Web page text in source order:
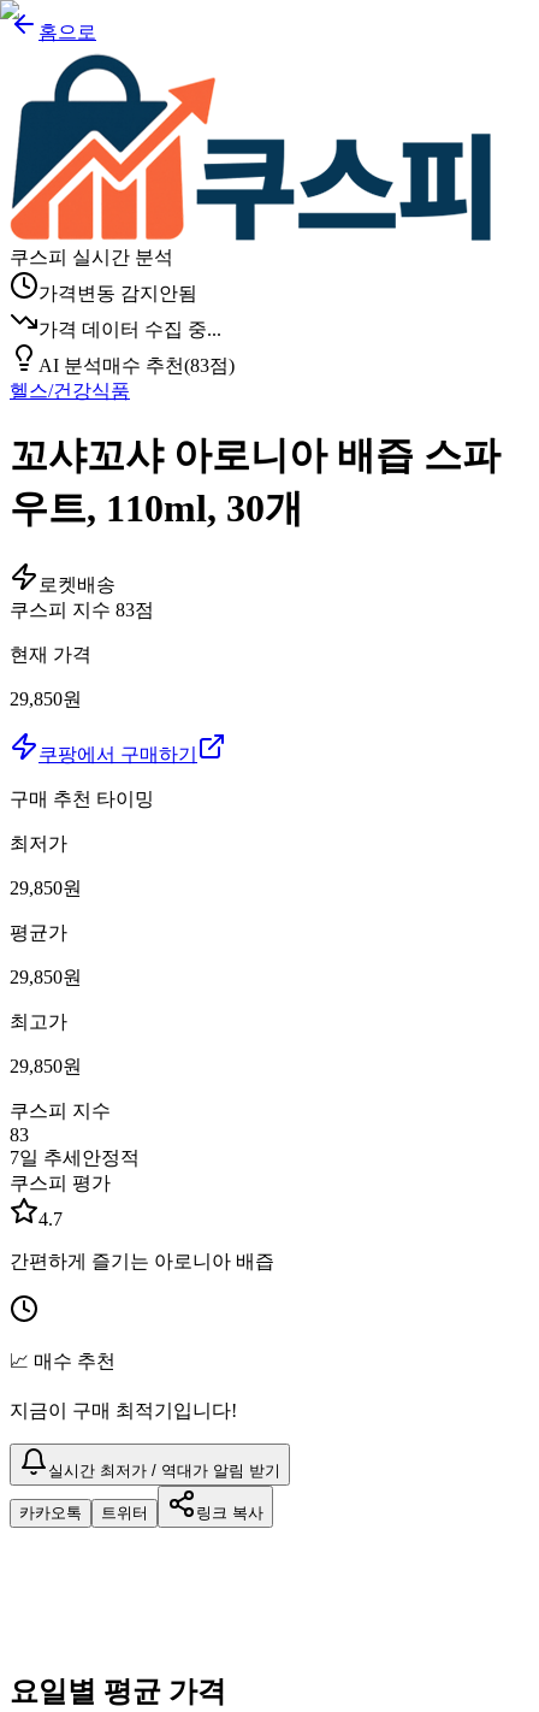
홈으로
쿠스피 실시간 분석
가격변동 감지안됨
가격 데이터 수집 중...
AI 분석매수 추천(83점)
헬스/건강식품
꼬샤꼬샤 아로니아 배즙 스파
우트, 110ml, 30개
로켓배송
쿠스피 지수 83점
현재 가격
29,850원
쿠팡에서 구매하기
구매 추천 타이밍
최저가
29,850원
평균가
29,850원
최고가
29,850원
쿠스피 지수
83
7일 추세 안정적
쿠스피 평가
4.7
간편하게 즐기는 아로니아 배즙
📈 매수 추천
지금이 구매 최적기입니다!
실시간 최저가 / 역대가 알림 받기
카카오톡 트위터 링크 복사
요일별 평균 가격